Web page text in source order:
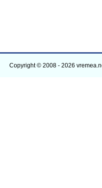
Copyright © 2008 - 2026